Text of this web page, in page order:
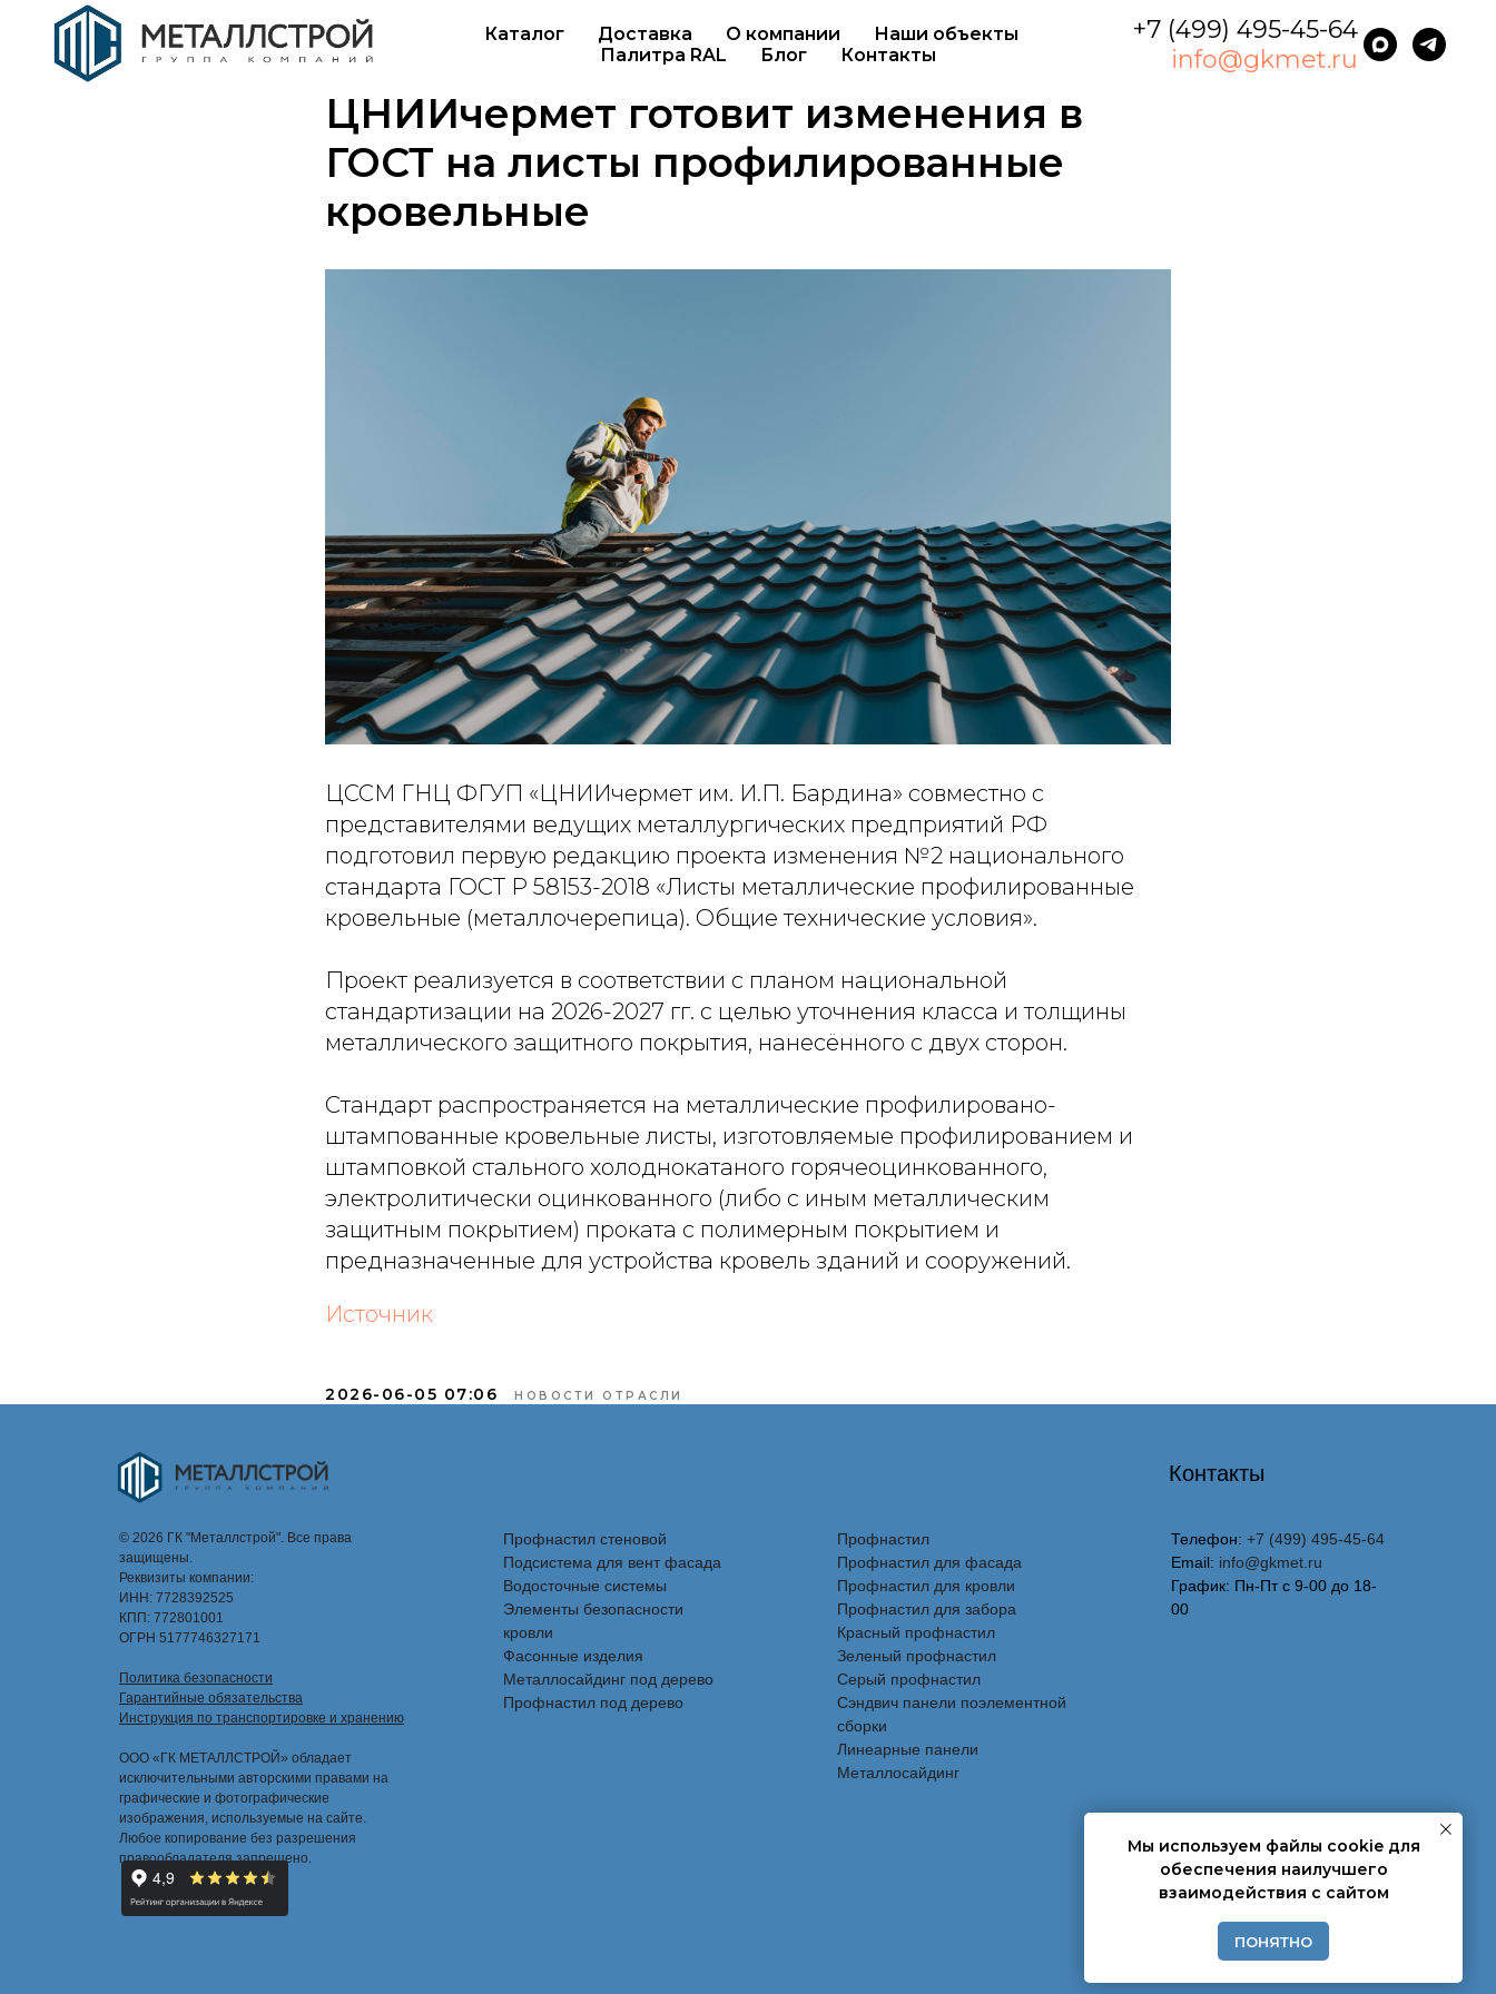
Каталог Доставка О компании
Наши объекты
Палитра RAL
Блог Контакты
+7 (499) 495-45-64
info@gkmet.ru
ЦНИИчермет готовит изменения в
ГОСТ на листы профилированные
кровельные
ЦССМ ГНЦ ФГУП «ЦНИИчермет им. И.П. Бардина» совместно с
представителями ведущих металлургических предприятий РФ
подготовил первую редакцию проекта изменения №2 национального
стандарта ГОСТ Р 58153-2018 «Листы металлические профилированные
кровельные (металлочерепица). Общие технические условия».
Проект реализуется в соответствии с планом национальной
стандартизации на 2026-2027 гг. с целью уточнения класса и толщины
металлического защитного покрытия, нанесённого с двух сторон.
Стандарт распространяется на металлические профилировано-
штампованные кровельные листы, изготовляемые профилированием и
штамповкой стального холоднокатаного горячеоцинкованного,
электролитически оцинкованного (либо с иным металлическим
защитным покрытием) проката с полимерным покрытием и
предназначенные для устройства кровель зданий и сооружений.
Источник
2026-06-05 07:06 НОВОСТИ ОТРАСЛИ
© 2026 ГК "Металлстрой". Все права
защищены.
Реквизиты компании:
ИНН: 7728392525
КПП: 772801001
ОГРН 5177746327171
Политика безопасности
Гарантийные обязательства
Инструкция по транспортировке и хранению
ООО «ГК МЕТАЛЛСТРОЙ» обладает
исключительными авторскими правами на
графические и фотографические
изображения, используемые на сайте.
Любое копирование без разрешения
правообладателя запрещено.
Профнастил стеновой
Подсистема для вент фасада
Водосточные системы
Элементы безопасности
кровли
Фасонные изделия
Металлосайдинг под дерево
Профнастил под дерево
Профнастил
Профнастил для фасада
Профнастил для кровли
Профнастил для забора
Красный профнастил
Зеленый профнастил
Серый профнастил
Сэндвич панели поэлементной
сборки
Линеарные панели
Металлосайдинг
Телефон: +7 (499) 495-45-64
Email: info@gkmet.ru
График: Пн-Пт с 9-00 до 18-
00
Контакты
Мы используем файлы cookie для
обеспечения наилучшего
взаимодействия с сайтом
ПОНЯТНО